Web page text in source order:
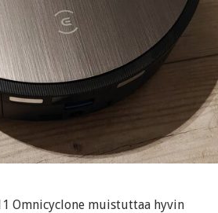
Omnicyclone muistuttaa hyvin